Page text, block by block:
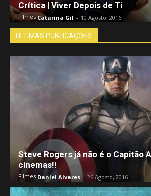
Crítica | Viver Depois de Ti
FilmesCatarina Gil - 10 Agosto, 2016
ÚLTIMAS PUBLICAÇÕES
Steve Rogers já não é o Capitão
cinemas!!
Filmes Daniel Alvares - 26 Agosto, 2016